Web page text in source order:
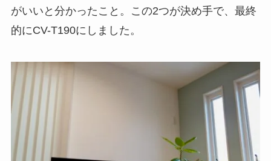
がいいと分かったこと。この2つが決め手で、最終
的にCV-T190にしました。